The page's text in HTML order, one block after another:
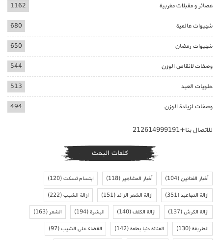
عصائر و مقبلات مغربية 1162
شهيوات عالمية 680
شهيوات رمضان 650
وصفات لانقاص الوزن 544
حلويات العيد 513
وصفات لزيادة الوزن 494
للاتصال بنا+212614999191
كلمات البحث
أخبار الفنانين(104) أخبار المشاهير(118) ابتسام تسكت(120)
ازالة التجاعيد(351) ازالة الشعر الزائد(151) ازالة الشيب(222)
ازالة الكرش(137) ازالة الكلف(140) البشرة(194) الشعر(163)
الطريقة(130) الفنانة دنيا بطمة(142) القضاء على الشيب(97)